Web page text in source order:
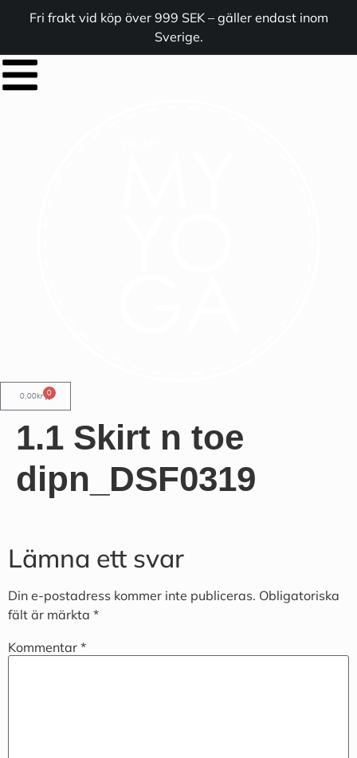
Fri frakt vid köp över 999 SEK – gäller endast inom
Sverige.
0,00kr 0
1.1 Skirt n toe
dipn_DSF0319
Lämna ett svar
Din e-postadress kommer inte publiceras. Obligatoriska
fält är märkta *
Kommentar *